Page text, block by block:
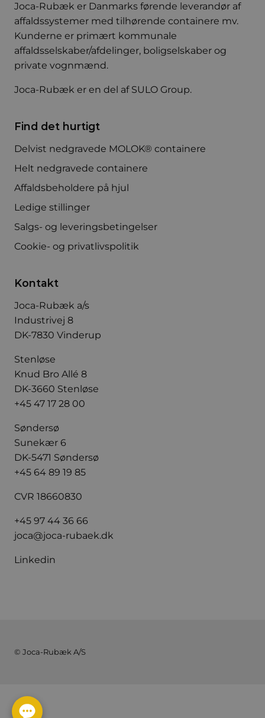
Joca-Rubæk er Danmarks førende leverandør af
affaldssystemer med tilhørende containere mv.
Kunderne er primært kommunale
affaldsselskaber/afdelinger, boligselskaber og
private vognmænd.
Joca-Rubæk er en del af SULO Group.
Find det hurtigt
Delvist nedgravede MOLOK® containere
Helt nedgravede containere
Affaldsbeholdere på hjul
Ledige stillinger
Salgs- og leveringsbetingelser
Cookie- og privatlivspolitik
Kontakt
Joca-Rubæk a/s
Industrivej 8
DK-7830 Vinderup
Stenløse
Knud Bro Allé 8
DK-3660 Stenløse
+45 47 17 28 00
Søndersø
Sunekær 6
DK-5471 Søndersø
+45 64 89 19 85
CVR 18660830
+45 97 44 36 66
joca@joca-rubaek.dk
Linkedin
© Joca-Rubæk A/S